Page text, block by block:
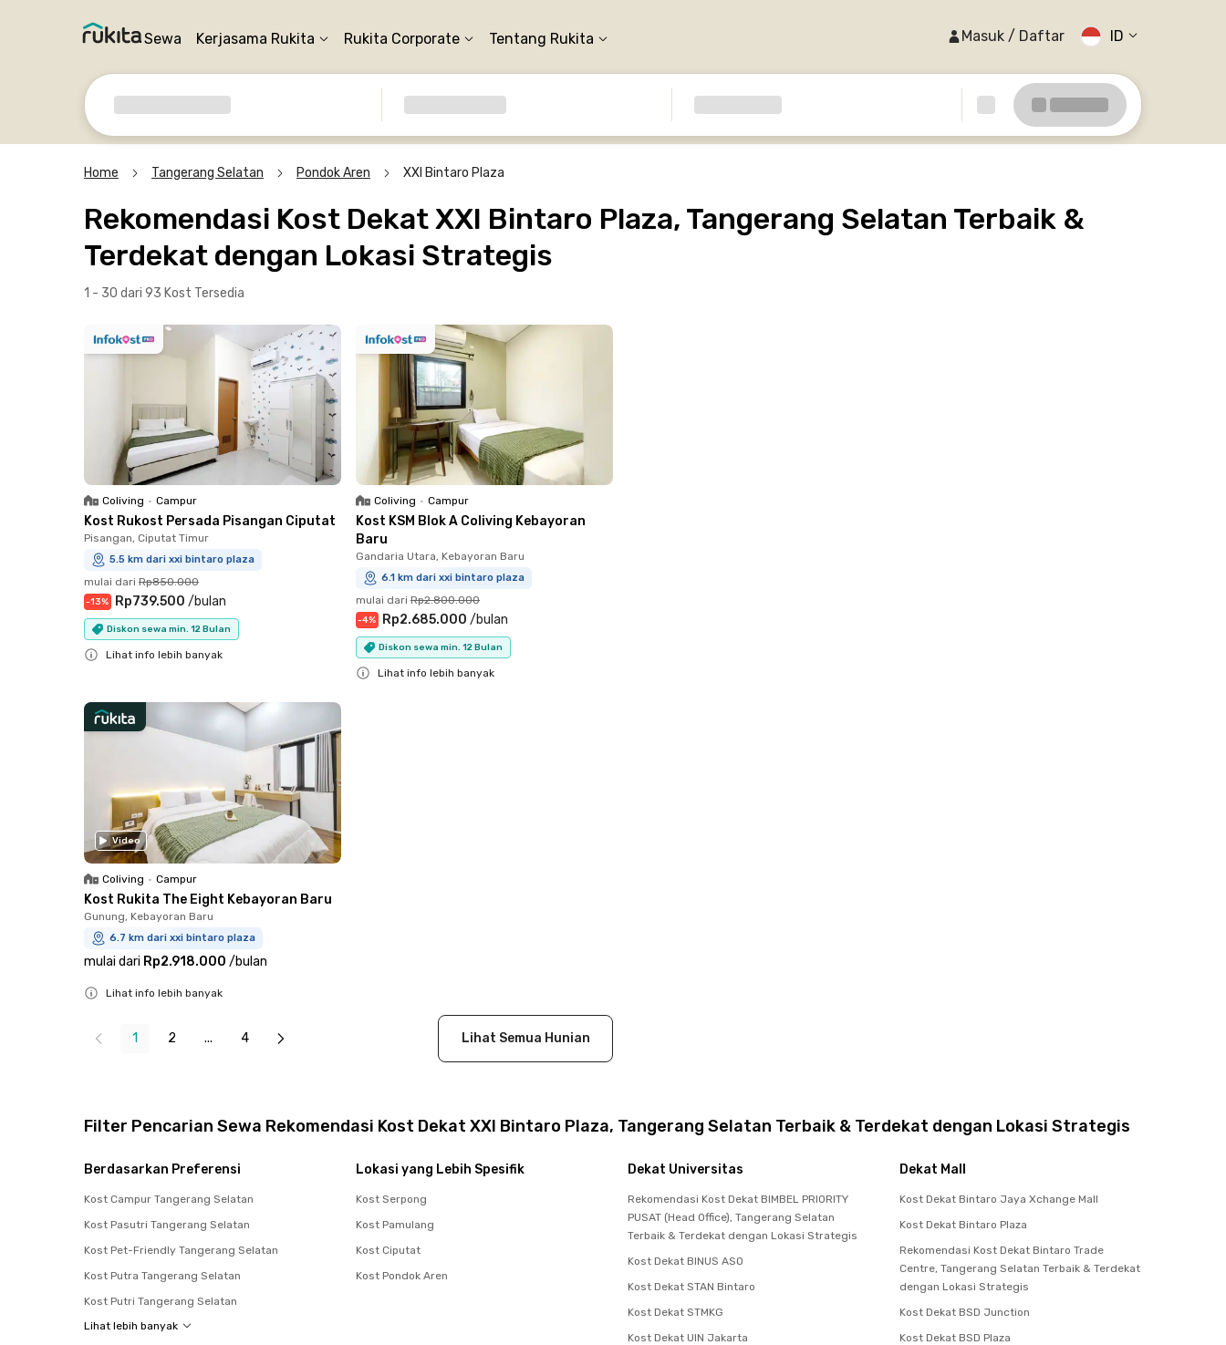
Sewa Kerjasama Rukita Rukita Corporate Tentang Rukita Masuk / Daftar ID
Home Tangerang Selatan Pondok Aren XXI Bintaro Plaza
Rekomendasi Kost Dekat XXI Bintaro Plaza, Tangerang Selatan Terbaik &
Terdekat dengan Lokasi Strategis
1 - 30 dari 93 Kost Tersedia
Coliving • Campur
Kost Rukost Persada Pisangan Ciputat
Pisangan, Ciputat Timur
5.5 km dari xxi bintaro plaza
mulai dari Rp850.000
-13% Rp739.500 /bulan
Diskon sewa min. 12 Bulan
Lihat info lebih banyak
Coliving • Campur
Kost KSM Blok A Coliving Kebayoran
Baru
Gandaria Utara, Kebayoran Baru
6.1 km dari xxi bintaro plaza
mulai dari Rp2.800.000
-4% Rp2.685.000 /bulan
Diskon sewa min. 12 Bulan
Lihat info lebih banyak
Video
Coliving • Campur
Kost Rukita The Eight Kebayoran Baru
Gunung, Kebayoran Baru
6.7 km dari xxi bintaro plaza
mulai dari Rp2.918.000 /bulan
Lihat info lebih banyak
1 2 ... 4 Lihat Semua Hunian
Filter Pencarian Sewa Rekomendasi Kost Dekat XXI Bintaro Plaza, Tangerang Selatan Terbaik & Terdekat dengan Lokasi Strategis
Berdasarkan Preferensi
Kost Campur Tangerang Selatan
Kost Pasutri Tangerang Selatan
Kost Pet-Friendly Tangerang Selatan
Kost Putra Tangerang Selatan
Kost Putri Tangerang Selatan
Lihat lebih banyak
Lokasi yang Lebih Spesifik
Kost Serpong
Kost Pamulang
Kost Ciputat
Kost Pondok Aren
Dekat Universitas
Rekomendasi Kost Dekat BIMBEL PRIORITY
PUSAT (Head Office), Tangerang Selatan
Terbaik & Terdekat dengan Lokasi Strategis
Kost Dekat BINUS ASO
Kost Dekat STAN Bintaro
Kost Dekat STMKG
Kost Dekat UIN Jakarta
Dekat Mall
Kost Dekat Bintaro Jaya Xchange Mall
Kost Dekat Bintaro Plaza
Rekomendasi Kost Dekat Bintaro Trade
Centre, Tangerang Selatan Terbaik & Terdekat
dengan Lokasi Strategis
Kost Dekat BSD Junction
Kost Dekat BSD Plaza